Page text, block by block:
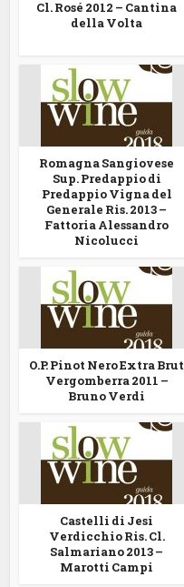
Cl. Rosé 2012 – Cantina
della Volta
Romagna Sangiovese
Sup. Predappio di
Predappio Vigna del
Generale Ris. 2013 –
Fattoria Alessandro
Nicolucci
O.P. Pinot Nero Extra Brut
Vergomberra 2011 –
Bruno Verdi
Castelli di Jesi
Verdicchio Ris. Cl.
Salmariano 2013 –
Marotti Campi